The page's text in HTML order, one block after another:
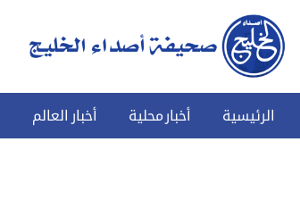
الرئيسية أخبار محلية أخبار العالم